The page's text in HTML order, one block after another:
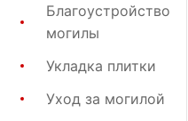
Благоустройство
могилы
Укладка плитки
Уход за могилой